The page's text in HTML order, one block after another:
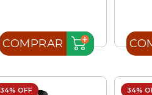
COMPRAR
34% OFF 34%